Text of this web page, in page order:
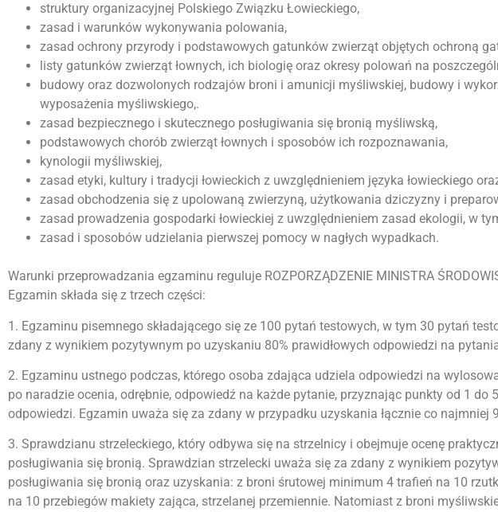
struktury organizacyjnej Polskiego Związku Łowieckiego,
zasad i warunków wykonywania polowania,
zasad ochrony przyrody i podstawowych gatunków zwierząt objętych ochroną
listy gatunków zwierząt łownych, ich biologię oraz okresy polowań na
budowy oraz dozwolonych rodzajów broni i amunicji myśliwskiej, budowy i
wyposażenia myśliwskiego,.
zasad bezpiecznego i skutecznego posługiwania się bronią myśliwską,
podstawowych chorób zwierząt łownych i sposobów ich rozpoznawania,
kynologii myśliwskiej,
zasad etyki, kultury i tradycji łowieckich z uwzględnieniem języka łowieckiego
zasad obchodzenia się z upolowaną zwierzyną, użytkowania dziczyzny i
zasad prowadzenia gospodarki łowieckiej z uwzględnieniem zasad ekologii, w
zasad i sposobów udzielania pierwszej pomocy w nagłych wypadkach.
Warunki przeprowadzania egzaminu reguluje ROZPORZĄDZENIE MINISTRA
Egzamin składa się z trzech części:
1. Egzaminu pisemnego składającego się ze 100 pytań testowych, w tym 30 pytań
zdany z wynikiem pozytywnym po uzyskaniu 80% prawidłowych odpowiedzi na
2. Egzaminu ustnego podczas, którego osoba zdająca udziela odpowiedzi na
po naradzie ocenia, odrębnie, odpowiedź na każde pytanie, przyznając punkty od 1
odpowiedzi. Egzamin uważa się za zdany w przypadku uzyskania łącznie co najmniej
3. Sprawdzianu strzeleckiego, który odbywa się na strzelnicy i obejmuje ocenę
posługiwania się bronią. Sprawdzian strzelecki uważa się za zdany z wynikiem
posługiwania się bronią oraz uzyskania: z broni śrutowej minimum 4 trafień na 10
na 10 przebiegów makiety zająca, strzelanej przemiennie. Natomiast z broni